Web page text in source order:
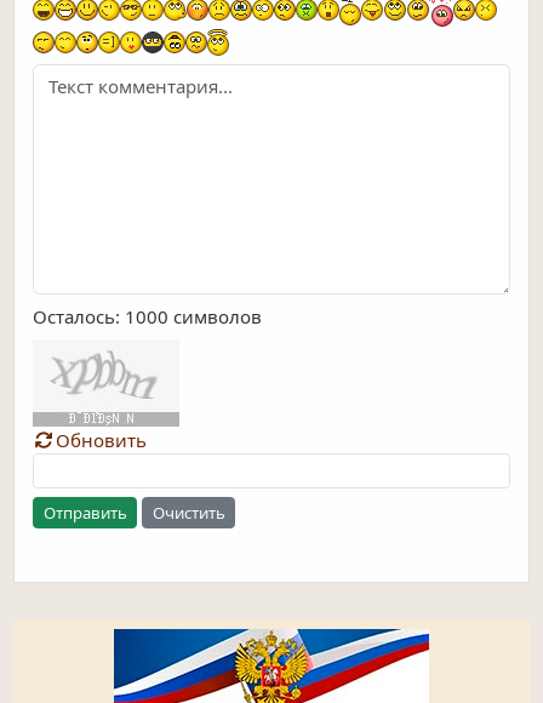
Осталось: 1000 символов
Обновить
Отправить Очистить